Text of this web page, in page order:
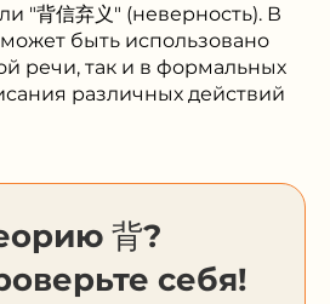
"背信弃义" (неверность). В
быть использовано
речи, так и в формальных
различных действий
背?
себя!